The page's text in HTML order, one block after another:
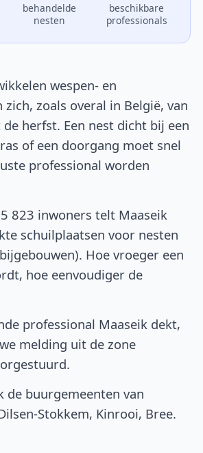
behandelde
nesten
beschikbare
professionals
wespen- en
zoals overal in België, van
herfst. Een nest dicht bij een
of een doorgang moet snel
professional worden
823 inwoners telt Maaseik
schuilplaatsen voor nesten
Hoe vroeger een
hoe eenvoudiger de
professional Maaseik dekt,
melding uit de zone
de buurgemeenten van
Stokkem, Kinrooi, Bree.